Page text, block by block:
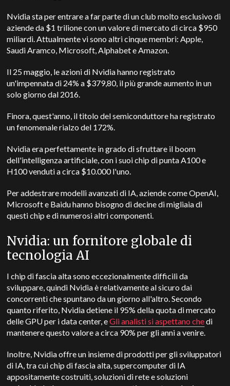
Nvidia sta per entrare a far parte di un club molto esclusivo di
aziende da $1 trilione con un valore di mercato di circa $950
miliardi. Attualmente vi sono altri cinque membri: Apple,
Saudi Aramco, Microsoft, Alphabet e Amazon.
Il 25 maggio, le azioni di Nvidia hanno registrato
un'impennata di 24% a $379,80, il più grande aumento in un
solo giorno dal 2016.
Finora, quest'anno, il titolo del semiconduttore ha registrato
un fenomenale rialzo del 172%.
Nvidia era perfettamente in grado di sfruttare il boom
dell'intelligenza artificiale, con i suoi chip di punta A100 e
H100 venduti a circa $10.000 l'uno.
Per addestrare modelli avanzati di IA, aziende come OpenAI,
Microsoft e Baidu hanno bisogno di decine di migliaia di
questi chip e di numerosi altri componenti.
Nvidia: un fornitore globale di
tecnologia AI
I chip di fascia alta sono eccezionalmente difficili da
sviluppare, quindi Nvidia è relativamente al sicuro dai
concorrenti che spuntano da un giorno all'altro. Secondo
quanto riferito, Nvidia detiene il 95% della quota di mercato
delle GPU per i data center, eGli analisti si aspettano chedi
mantenere questo valore a circa 90% per gli anni a venire.
Inoltre, Nvidia offre un insieme di prodotti per gli sviluppatori
di IA, tra cui chip di fascia alta, supercomputer di IA
appositamente costruiti, soluzioni di rete e soluzioni